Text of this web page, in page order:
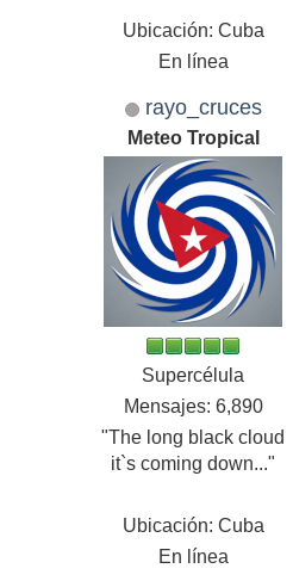
Ubicación: Cuba
En línea
rayo_cruces
Meteo Tropical
Supercélula
Mensajes: 6,890
"The long black cloud
it`s coming down..."
Ubicación: Cuba
En línea